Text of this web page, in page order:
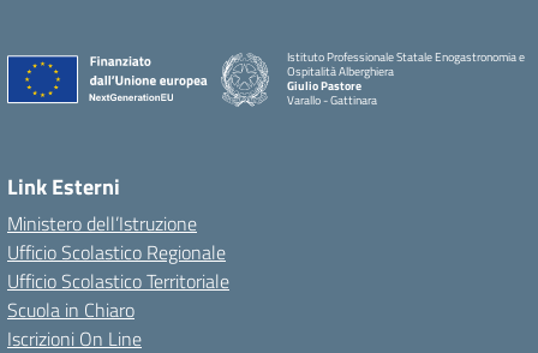
Istituto Professionale Statale Enogastronomia e
Ospitalità Alberghiera
Giulio Pastore
Varallo - Gattinara
Link Esterni
Ministero dell’Istruzione
Ufficio Scolastico Regionale
Ufficio Scolastico Territoriale
Scuola in Chiaro
Iscrizioni On Line